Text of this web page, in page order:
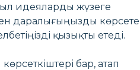
идеяларды жүзеге
даралығыңызды көрсете
қызықты етеді.
бар, атап